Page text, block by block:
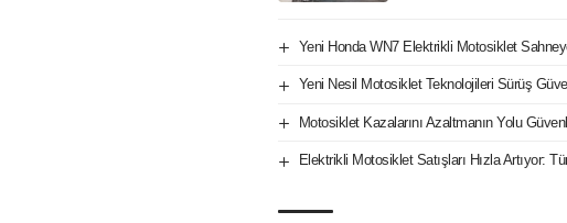
Yeni Honda WN7 Elektrikli Motosiklet
Yeni Nesil Motosiklet Teknolojileri Sürüş
Motosiklet Kazalarını Azaltmanın Yolu
Elektrikli Motosiklet Satışları Hızla Artıyor: